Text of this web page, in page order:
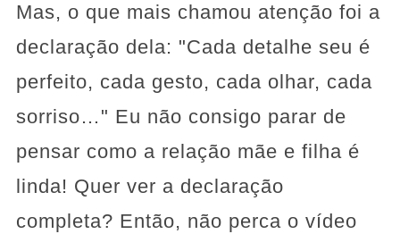
Mas, o que mais chamou atenção foi a
declaração dela: "Cada detalhe seu é
perfeito, cada gesto, cada olhar, cada
sorriso…" Eu não consigo parar de
pensar como a relação mãe e filha é
linda! Quer ver a declaração
completa? Então, não perca o vídeo